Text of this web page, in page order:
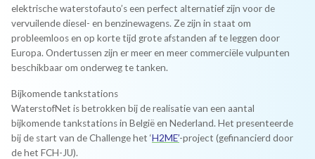
elektrische waterstofauto’s een perfect alternatief zijn voor de
vervuilende diesel- en benzinewagens. Ze zijn in staat om
probleemloos en op korte tijd grote afstanden af te leggen door
Europa. Ondertussen zijn er meer en meer commerciële vulpunten
beschikbaar om onderweg te tanken.
Bijkomende tankstations
WaterstofNet is betrokken bij de realisatie van een aantal
bijkomende tankstations in België en Nederland. Het presenteerde
bij de start van de Challenge het ‘H2ME’-project (gefinancierd door
de het FCH-JU).